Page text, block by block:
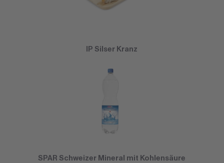
IP Silser Kranz
SPAR Schweizer Mineral mit Kohlensäure